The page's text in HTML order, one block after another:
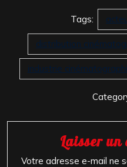
Tags:
distribution
industrie
Laisser un
Votre adresse e-mail ne